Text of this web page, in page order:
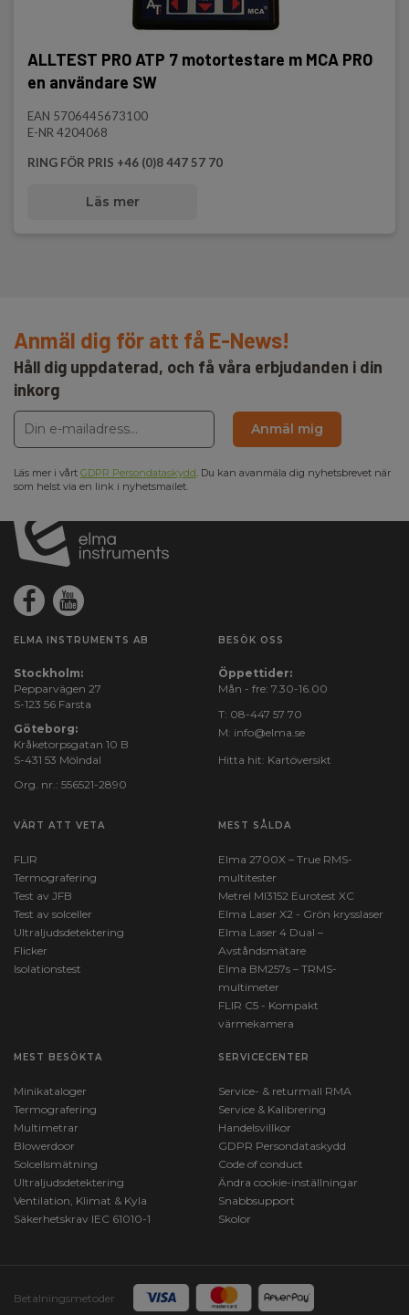
ALLTEST PRO ATP 7 motortestare m MCA PRO
en användare SW
EAN 5706445673100
E-NR 4204068
RING FÖR PRIS +46 (0)8 447 57 70
Läs mer
Anmäl dig för att få E-News!
Håll dig uppdaterad, och få våra erbjudanden i din
inkorg
Anmäl mig
Läs mer i vårt GDPR Persondataskydd. Du kan avanmäla dig nyhetsbrevet när
som helst via en link i nyhetsmailet.
ELMA INSTRUMENTS AB
Stockholm:
Pepparvägen 27
S-123 56 Farsta
Göteborg:
Kråketorpsgatan 10 B
S-431 53 Mölndal
Org. nr.: 556521-2890
BESÖK OSS
Öppettider:
Mån - fre: 7.30-16.00
T: 08-447 57 70
M: info@elma.se
Hitta hit: Kartöversikt
VÄRT ATT VETA
FLIR
Termografering
Test av JFB
Test av solceller
Ultraljudsdetektering
Flicker
Isolationstest
MEST SÅLDA
Elma 2700X – True RMS-
multitester
Metrel MI3152 Eurotest XC
Elma Laser X2 - Grön krysslaser
Elma Laser 4 Dual –
Avståndsmätare
Elma BM257s – TRMS-
multimeter
FLIR C5 - Kompakt
värmekamera
MEST BESÖKTA
Minikataloger
Termografering
Multimetrar
Blowerdoor
Solcellsmätning
Ultraljudsdetektering
Ventilation, Klimat & Kyla
Säkerhetskrav IEC 61010-1
SERVICECENTER
Service- & returmall RMA
Service & Kalibrering
Handelsvillkor
GDPR Persondataskydd
Code of conduct
Ändra cookie-inställningar
Snabbsupport
Skolor
Betalningsmetoder